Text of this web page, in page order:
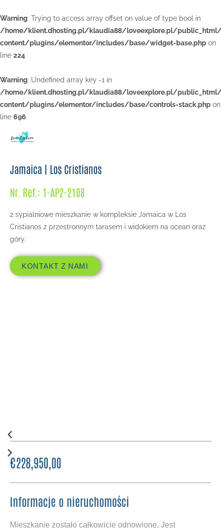
Warning: Trying to access array offset on value of type bool in
/home/klient.dhosting.pl/klaudia88/loveexplore.pl/
content/plugins/elementor/includes/base/widget-base.php on
line 224
Warning: Undefined array key -1 in
/home/klient.dhosting.pl/klaudia88/loveexplore.pl/
content/plugins/elementor/includes/base/controls-stack.php on
line 696
Jamaica | Los Cristianos
Nr. Ref.: 1-AP2-2108
2 sypialniowe mieszkanie w kompleksie Jamaica w Los
Cristianos z przestronnym tarasem i widokiem na ocean oraz
góry.
KONTAKT Z NAMI
€228,950,00
Informacje o nieruchomości
Mieszkanie zostało całkowicie odnowione. Jest